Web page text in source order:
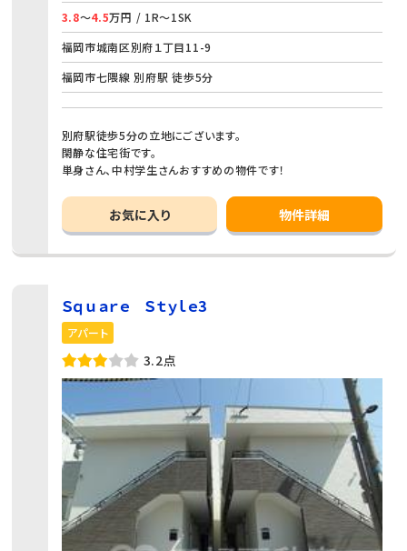
3.8～4.5万円 / 1R～1SK
福岡市城南区別府１丁目11-9
福岡市七隈線 別府駅 徒歩5分
別府駅徒歩5分の立地にございます。
閑静な住宅街です。
単身さん、中村学生さんおすすめの物件です！
お気に入り 物件詳細
Ｓｑｕａｒｅ Ｓｔｙｌｅ3
アパート
3.2点